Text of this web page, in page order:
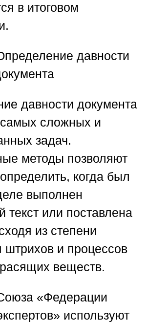
в итоговом
давности
давности документа
сложных и
задач.
методы позволяют
когда был
выполнен
текст или поставлена
из степени
и процессов
веществ.
«Федерации
используют